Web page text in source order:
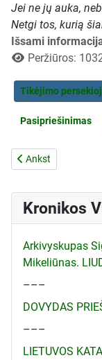
Jei ne jų auka,
Netgi tos, kurią
Išsami
Peržiūros:
Tikėjimo
Pasipriešinimas
Ankstesnis
Ankst
Kronikos
Arkivyskupas
Mikeliūnas.
–––
DOVYDAS
–––
LIETUVOS